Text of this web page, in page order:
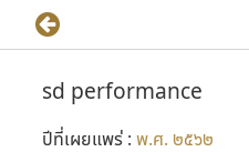
sd performance
ปีที่เผยแพร่ : พ.ศ. ๒๕๖๒